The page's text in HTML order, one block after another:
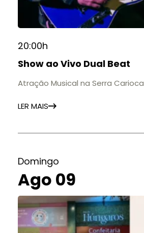
20:00h
Show ao Vivo Dual Beat
Atração Musical na Serra Carioca
LER MAIS
Domingo
Ago 09